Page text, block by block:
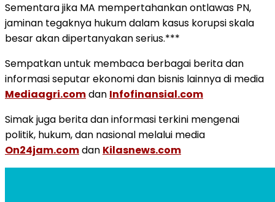
Sementara jika MA mempertahankan ontlawas PN,
jaminan tegaknya hukum dalam kasus korupsi skala
besar akan dipertanyakan serius.***
Sempatkan untuk membaca berbagai berita dan
informasi seputar ekonomi dan bisnis lainnya di media
Mediaagri.comdan Infofinansial.com
Simak juga berita dan informasi terkini mengenai
politik, hukum, dan nasional melalui media
On24jam.comdan Kilasnews.com